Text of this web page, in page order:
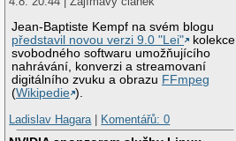
Jean-Baptiste Kempf na svém blogu
představil novou verzi 9.0 "Lei"
kolekce
svobodného softwaru umožňujícího
nahrávání, konverzi a streamovaní
digitálního zvuku a obrazu FFmpeg
(Wikipedie ).
Ladislav Hagara
Komentářů: 0